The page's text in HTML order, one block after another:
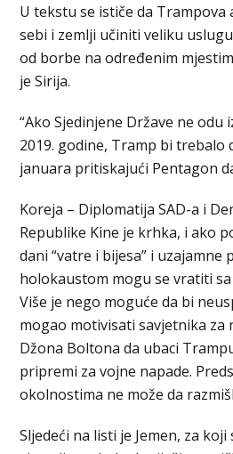
U tekstu se ističe da Trampova
sebi i zemlji učiniti veliku
od borbe na određenim
je Sirija.
“Ako Sjedinjene Države ne odu
2019. godine, Tramp bi trebalo
januara pritiskajući Pentagon
Koreja – Diplomatija SAD-a i
Republike Kine je krhka, i ako
dani “vatre i bijesa” i
holokaustom mogu se vratiti
Više je nego moguće da bi
mogao motivisati savjetnika
Džona Boltona da ubaci
pripremi za vojne napade.
okolnostima ne može da
Sljedeći na listi je Jemen, za